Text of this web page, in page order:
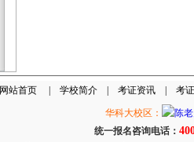
网站首页| 学校简介| 考证资讯| 考
华科大校区：
统一报名咨询电话：